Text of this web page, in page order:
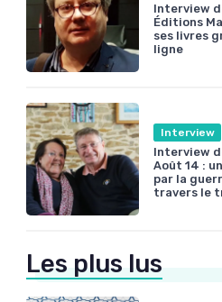
Interview
Éditions
ses livres
ligne
Interview
Interview
Août 14 :
par la
travers le
Les plus lus